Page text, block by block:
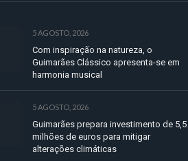
5 AGOSTO, 2026
Com inspiração na natureza, o
Guimarães Clássico apresenta-se em
harmonia musical
5 AGOSTO, 2026
Guimarães prepara investimento de 5,5
milhões de euros para mitigar
alterações climáticas